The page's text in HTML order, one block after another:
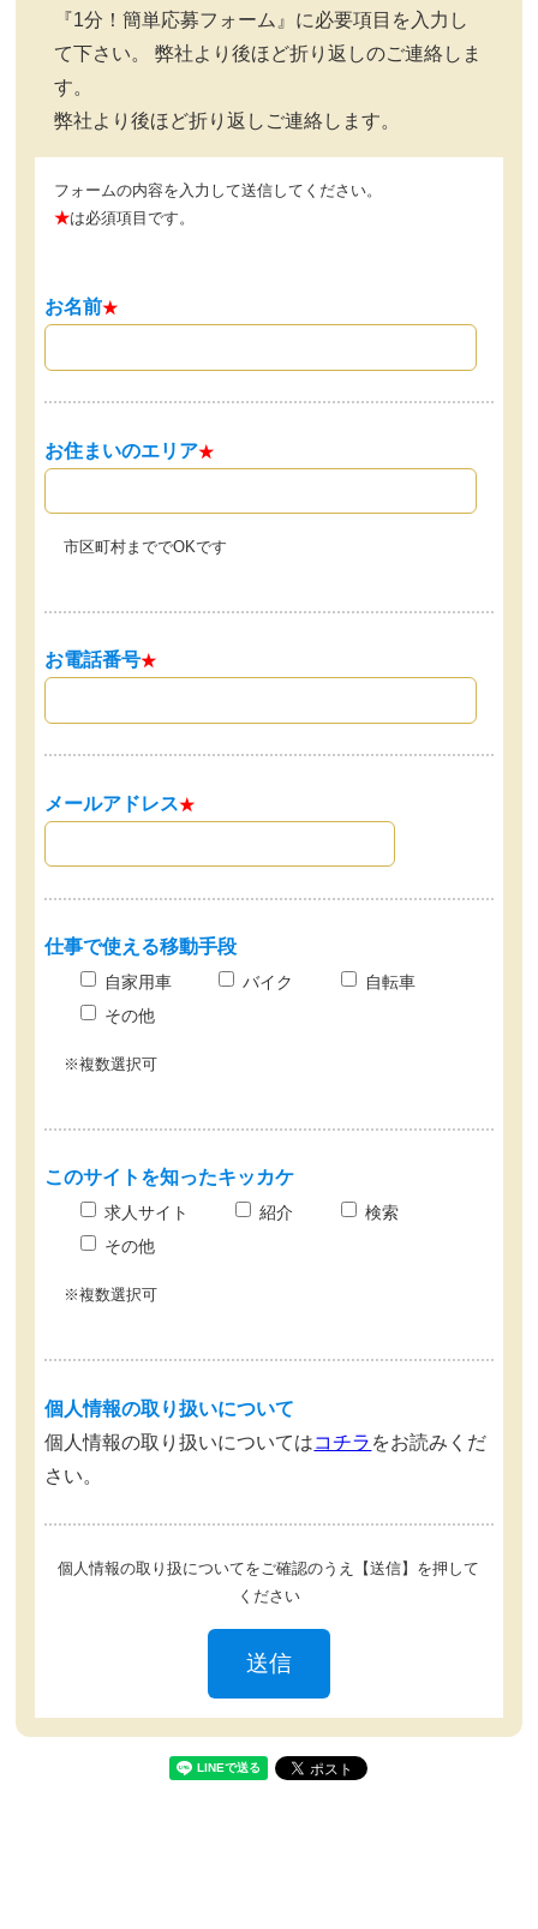
『1分！簡単応募フォーム』に必要項目を入力し
て下さい。 弊社より後ほど折り返しのご連絡しま
す。
弊社より後ほど折り返しご連絡します。
フォームの内容を入力して送信してください。
★は必須項目です。
お名前★
お住まいのエリア★
市区町村まででOKです
お電話番号★
メールアドレス★
仕事で使える移動手段
自家用車 バイク
自転車
その他
※複数選択可
このサイトを知ったキッカケ
求人サイト 紹介
検索
その他
※複数選択可
個人情報の取り扱いについて
個人情報の取り扱いについてはコチラ をお読みくだ
さい。
個人情報の取り扱についてをご確認のうえ【送信】を押して
ください